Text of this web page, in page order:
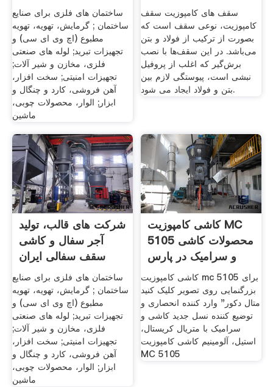
ساختمان های فلزی برای صنایع
ساختمان ; گرمایش، تهویه، تهویه
مطبوع (اچ وی ای سی) و
تجهیزات تبرید; لوله های صنعتی
فلزی، مخازن و شیر آلات;
تجهیزات امنیتی; سخت افزار،
آهن فروشی، کارد و چنگال و
ابزار; الوار، محصولات چوبی،
ماشین
سقف های کامپوزیت سقف
کامپوزیت، نوعی سقف است که
بصورت از ترکیب از فولاد و بتن
می‌باشد. در این سقف‌ها با نصب
برش‌گیر که اغلب از پروفیل
نبشی است، پیوستگی لازم بین
بتن و فولاد ایجاد می شود.
شرکت های قالب، تولید
آجر سفال و کاشی
سقف سفالی ایران
ساختمان های فلزی برای صنایع
ساختمان ; گرمایش، تهویه، تهویه
مطبوع (اچ وی ای سی) و
تجهیزات تبرید; لوله های صنعتی
فلزی، مخازن و شیر آلات;
تجهیزات امنیتی; سخت افزار،
آهن فروشی، کارد و چنگال و
ابزار; الوار، محصولات چوبی،
ماشین
کاشی کامپوزیت MC
5105 محصولات کاشی
و سرامیک در پارس
سنتر
کاشی کامپوزیت mc 5105 برای
بزرگنمایی روی تصویر کلیک کنید
متال دکور" وارد کننده انحصاری و
توضیع کننده نسل جدید کاشی و
سرامیک با متریال کریستال،
استیل، آلومینیم کاشی کامپوزیت
MC 5105